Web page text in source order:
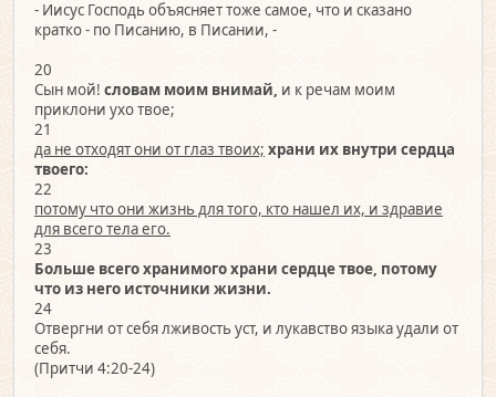
- Иисус Господь объясняет тоже самое, что и сказано
кратко - по Писанию, в Писании, -
20
Сын мой! словам моим внимай, и к речам моим
приклони ухо твое;
21
да не отходят они от глаз твоих; храни их внутри сердца
твоего:
22
потому что они жизнь для того, кто нашел их, и здравие
для всего тела его.
23
Больше всего хранимого храни сердце твое, потому
что из него источники жизни.
24
Отвергни от себя лживость уст, и лукавство языка удали от
себя.
(Притчи 4:20-24)